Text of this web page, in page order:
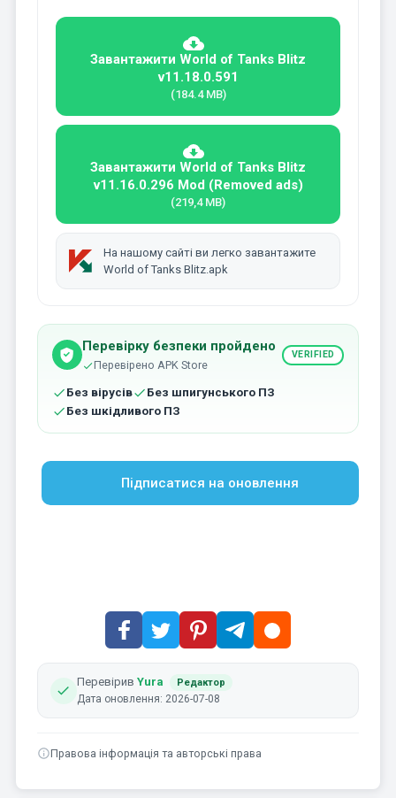
Завантажити World of Tanks Blitz
v11.18.0.591
(184.4 MB)
Завантажити World of Tanks Blitz
v11.16.0.296 Mod (Removed ads)
(219,4 MB)
На нашому сайті ви легко завантажите
World of Tanks Blitz.apk
Перевірку безпеки пройдено
Перевірено APK Store
VERIFIED
Без вірусів
Без шпигунського ПЗ
Без шкідливого ПЗ
Підписатися на оновлення
Перевірив Yura Редактор
Дата оновлення: 2026-07-08
Правова інформація та авторські права